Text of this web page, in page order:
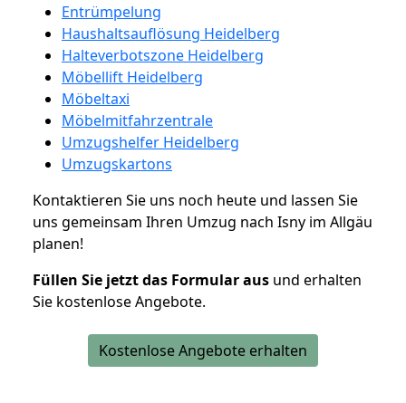
Entrümpelung
Haushaltsauflösung Heidelberg
Halteverbotszone Heidelberg
Möbellift Heidelberg
Möbeltaxi
Möbelmitfahrzentrale
Umzugshelfer Heidelberg
Umzugskartons
Kontaktieren Sie uns noch heute und lassen Sie
uns gemeinsam Ihren Umzug nach Isny im Allgäu
planen!
Füllen Sie jetzt das Formular aus und erhalten
Sie kostenlose Angebote.
Kostenlose Angebote erhalten